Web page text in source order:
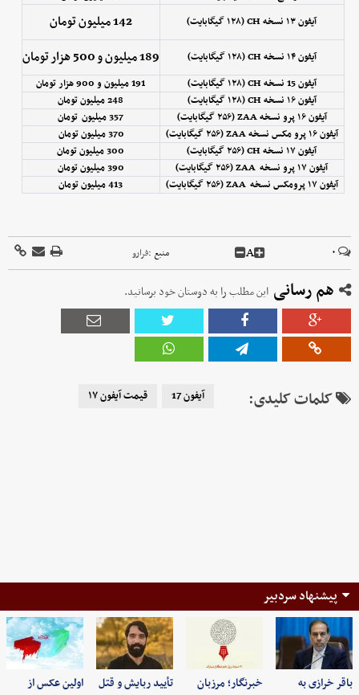
آیفون ۱۳ نسخه CH (۱۲۸ گیگابایت)
142 میلیون تومان
آیفون ۱۴ نسخه CH (۱۲۸ گیگابایت) 189 میلیون و 500 هزار تومان
آیفون 15 نسخه CH (۱۲۸ گیگابایت)
191 میلیون و 900 هزار تومان
آیفون ۱۶ نسخه CH (۱۲۸ گیگابایت)
248 میلیون تومان
آیفون ۱۶ پرو نسخه ZAA (۲۵۶ گیگابایت)
357 میلیون تومان
آیفون ۱۶ پرو مکس نسخه ZAA (۲۵۶ گیگابایت)
370 میلیون تومان
آیفون ۱۷ نسخه CH (۲۵۶ گیگابایت)
300 میلیون تومان
آیفون ۱۷ پرو نسخه ZAA (۲۵۶ گیگابایت)
390 میلیون تومان
آیفون ۱۷ پرومکس نسخه ZAA (۲۵۶ گیگابایت)
413 میلیون تومان
۰ A منبع :فرارو
هم رسانی این مطلب را به دوستان خود برسانید.
کلمات کلیدی: آیفون 17 قیمت آیفون ۱۷
پیشنهاد سردبیر
باقر خرازی به خبرنگار؛ مرزبان تأیید ربایش و قتل اولین عکس از